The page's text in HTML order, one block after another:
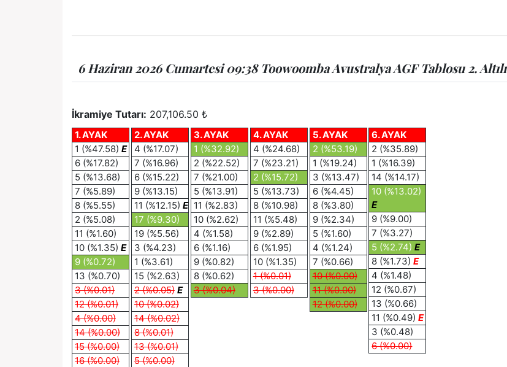
6 Haziran 2026 Cumartesi 09:38 Toowoomba Avustralya AGF Tablosu 2. Altılı
İkramiye Tutarı: 207,106.50 ₺
1. AYAK
1 (%47.58) E
6 (%17.82)
5 (%13.68)
7 (%5.89)
8 (%5.55)
2 (%5.08)
11 (%1.60)
10 (%1.35) E
9 (%0.72)
13 (%0.70)
3 (%0.01)
12 (%0.01)
4 (%0.00)
14 (%0.00)
15 (%0.00)
16 (%0.00)
2. AYAK
4 (%17.07)
7 (%16.96)
6 (%15.22)
9 (%13.15)
11 (%12.15) E
17 (%9.30)
19 (%5.56)
3 (%4.23)
1 (%3.61)
15 (%2.63)
2 (%0.05) E
10 (%0.02)
14 (%0.02)
8 (%0.01)
13 (%0.01)
5 (%0.00)
3. AYAK
1 (%32.92)
2 (%22.52)
7 (%21.00)
5 (%13.91)
11 (%2.83)
10 (%2.62)
4 (%1.58)
6 (%1.16)
9 (%0.82)
8 (%0.62)
3 (%0.04)
4. AYAK
4 (%24.68)
7 (%23.21)
2 (%15.72)
5 (%13.73)
8 (%10.98)
11 (%5.48)
9 (%2.89)
6 (%1.95)
10 (%1.35)
1 (%0.01)
3 (%0.00)
5. AYAK
2 (%53.19)
1 (%19.24)
3 (%13.47)
6 (%4.45)
8 (%3.80)
9 (%2.34)
5 (%1.60)
4 (%1.24)
7 (%0.66)
10 (%0.00)
11 (%0.00)
12 (%0.00)
6. AYAK
2 (%35.89)
1 (%16.39)
14 (%14.17)
10 (%13.02)
E
9 (%9.00)
7 (%3.27)
5 (%2.74) E
8 (%1.73) E
4 (%1.48)
12 (%0.67)
13 (%0.66)
11 (%0.49) E
3 (%0.48)
6 (%0.00)